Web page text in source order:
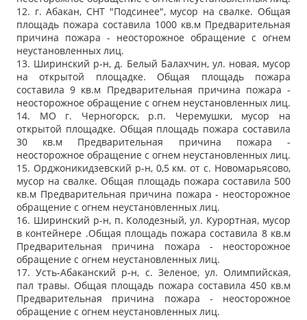
12. г. Абакан, СНТ "Подсинее", мусор на свалке. Общая
площадь пожара составила 1000 кв.м Предварительная
причина пожара - неосторожное обращение с огнем
неустановленных лиц.
13. Ширинский р-н, д. Белый Балахчин, ул. новая, мусор
на открытой площадке. Общая площадь пожара
составила 9 кв.м Предварительная причина пожара -
неосторожное обращение с огнем неустановленных лиц.
14. МО г. Черногорск, р.п. Черемушки, мусор на
открытой площадке. Общая площадь пожара составила
30 кв.м Предварительная причина пожара -
неосторожное обращение с огнем неустановленных лиц.
15. Орджоникидзевский р-н, 0,5 км. от с. Новомарьясово,
мусор на свалке. Общая площадь пожара составила 500
кв.м Предварительная причина пожара - неосторожное
обращение с огнем неустановленных лиц.
16. Ширинский р-н, п. Колодезный, ул. Курортная, мусор
в контейнере .Общая площадь пожара составила 8 кв.м
Предварительная причина пожара - неосторожное
обращение с огнем неустановленных лиц.
17. Усть-Абаканский р-н, с. Зеленое, ул. Олимпийская,
пал травы. Общая площадь пожара составила 450 кв.м
Предварительная причина пожара - неосторожное
обращение с огнем неустановленных лиц.